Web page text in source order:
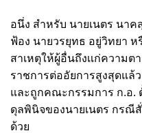
อนึ่ง สำหรับ นายเนตร นาค
ฟ้อง นายวรยุทธ อยู่วิทยา
สาเหตุให้ผู้อื่นถึงเเก่ความ
ราชการต่ออัยการสูงสุดแล้
และถูกคณะกรรมการ ก.อ.
ดุลพินิจของนายเนตร กรณี
ด้วย